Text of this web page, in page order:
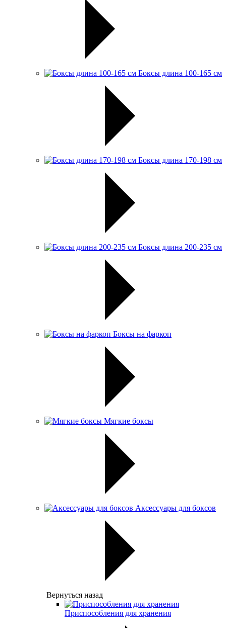
Боксы длина 100-165 см
Боксы длина 170-198 см
Боксы длина 200-235 см
Боксы на фаркоп
Мягкие боксы
Аксессуары для боксов
Вернуться назад
Приспособления для хранения